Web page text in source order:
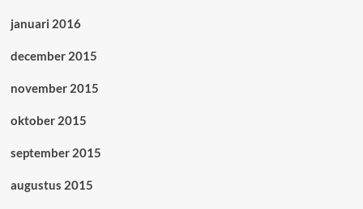
januari 2016
december 2015
november 2015
oktober 2015
september 2015
augustus 2015